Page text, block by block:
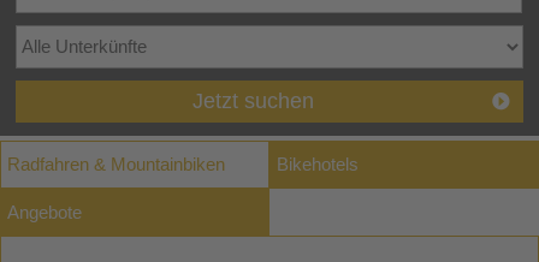
Jetzt suchen
Radfahren & Mountainbiken Bikehotels
Angebote